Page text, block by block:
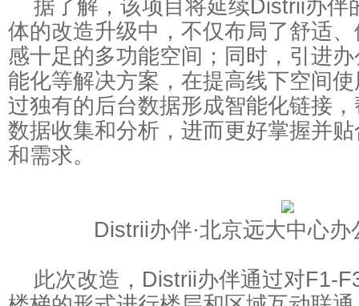
据了解，该项目将延续Distrii办伴
体的改造升级中，不仅布局了舒适
感十足的多功能空间；同时，引进
能化等解决方案，在提高线下空间
过独有的后台数据形成智能化链接
数据收集和分析，进而更好掌握并
和需求。
Distrii办伴·北京远大中心办
此次改造，Distrii办伴通过对F1-